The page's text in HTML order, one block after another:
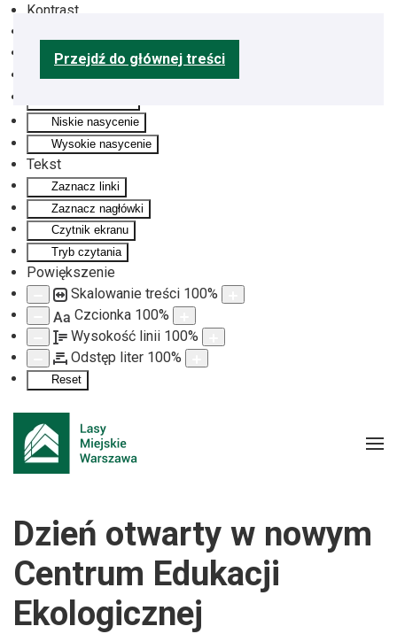
Kontrast
Monochromatyczny
Niskie nasycenie
Wysokie nasycenie
Tekst
Zaznacz linki
Zaznacz nagłówki
Czytnik ekranu
Tryb czytania
Powiększenie
Skalowanie treści 100%
Aa Czcionka 100%
Wysokość linii 100%
Odstęp liter 100%
Reset
Przejdź do głównej treści
Dzień otwarty w nowym
Centrum Edukacji
Ekologicznej